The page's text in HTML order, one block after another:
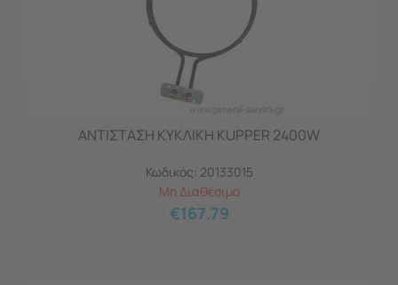
ΑΝΤΙΣΤΑΣΗ ΚΥΚΛΙΚΗ KUPPER 2400W
Κωδικός: 20133015
Μη Διαθέσιμο
€167.79